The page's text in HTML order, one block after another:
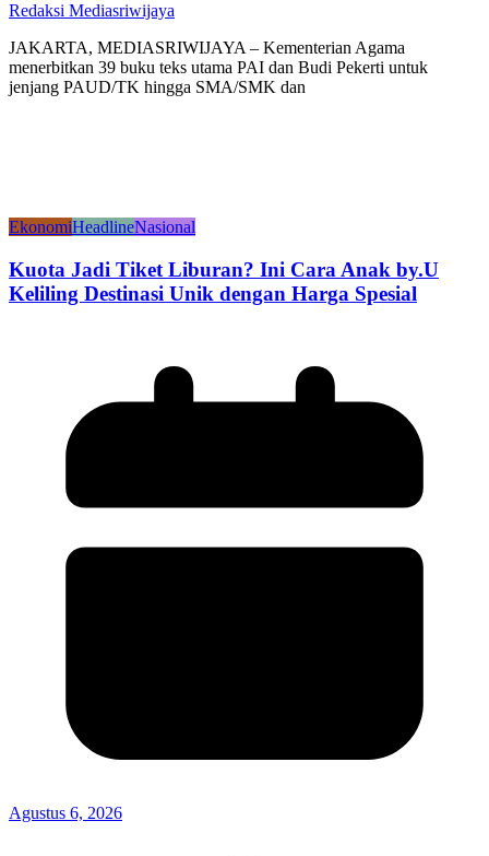
Redaksi Mediasriwijaya
JAKARTA, MEDIASRIWIJAYA – Kementerian Agama
menerbitkan 39 buku teks utama PAI dan Budi Pekerti untuk
jenjang PAUD/TK hingga SMA/SMK dan
EkonomiHeadlineNasional
Kuota Jadi Tiket Liburan? Ini Cara Anak by.U
Keliling Destinasi Unik dengan Harga Spesial
Agustus 6, 2026